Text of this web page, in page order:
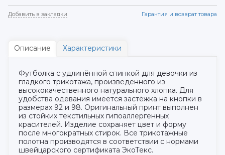
Добавить в закладки Гарантия и возврат товара
Описание Характеристики
Футболка с удлинённой спинкой для девочки из
гладкого трикотажа, произведённого из
высококачественного натурального хлопка. Для
удобства одевания имеется застёжка на кнопки в
размерах 92 и 98. Оригинальный принт выполнен
из стойких текстильных гипоаллергенных
красителей. Изделие сохраняет цвет и форму
после многократных стирок. Все трикотажные
полотна производятся в соответствии с нормами
швейцарского сертификата ЭкоТекс.